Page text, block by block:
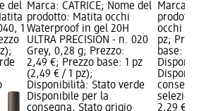
del
1
Marca: CATRICE; Nome del
prodotto: Matita occhi
Waterproof in gel 20H
ULTRA PRECISION - n. 020
Grey, 0,28 g; Prezzo:
2,49 €; Prezzo base: 1 pz
(2,49 € / 1 pz);
Disponibilità: Stato verde
Disponibile per la
consegna, Stato grigio
Marca:
occhi
pz;
base: 1
2,29 €